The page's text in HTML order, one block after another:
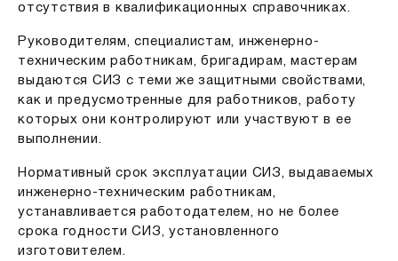
отсутствия в квалификационных справочниках.
Руководителям, специалистам, инженерно-
техническим работникам, бригадирам, мастерам
выдаются СИЗ с теми же защитными свойствами,
как и предусмотренные для работников, работу
которых они контролируют или участвуют в ее
выполнении.
Нормативный срок эксплуатации СИЗ, выдаваемых
инженерно-техническим работникам,
устанавливается работодателем, но не более
срока годности СИЗ, установленного
изготовителем.